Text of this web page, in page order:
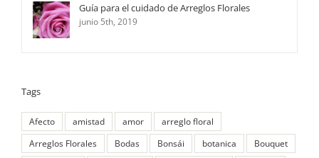
Guía para el cuidado de Arreglos Florales
junio 5th, 2019
Tags
Afecto amistad amor
arreglo floral
Arreglos Florales
Bodas Bonsái botanica
Bouquet